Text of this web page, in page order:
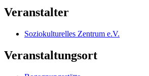
Veranstalter
Soziokulturelles Zentrum e.V.
Veranstaltungsort